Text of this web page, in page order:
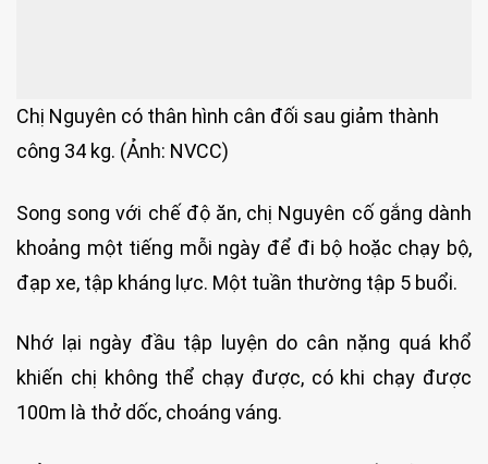
Chị Nguyên có thân hình cân đối sau giảm thành
công 34 kg. (Ảnh: NVCC)
Song song với chế độ ăn, chị Nguyên cố gắng dành
khoảng một tiếng mỗi ngày để đi bộ hoặc chạy bộ,
đạp xe, tập kháng lực. Một tuần thường tập 5 buổi.
Nhớ lại ngày đầu tập luyện do cân nặng quá khổ
khiến chị không thể chạy được, có khi chạy được
100m là thở dốc, choáng váng.